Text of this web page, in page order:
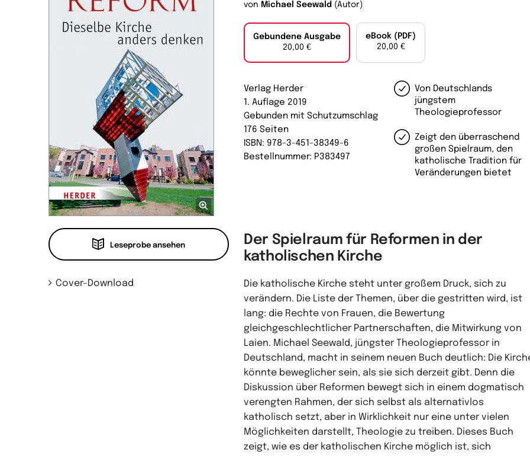
Leseprobe ansehen
Cover-Download
von Michael Seewald (Autor)
Gebundene Ausgabe
20,00 €
eBook (PDF)
20,00 €
Von Deutschlands
jüngstem
Theologieprofessor
Zeigt den überraschend
großen Spielraum, den
katholische Tradition für
Veränderungen bietet
Verlag Herder
1. Auflage 2019
Gebunden mit Schutzumschlag
176 Seiten
ISBN: 978-3-451-38349-6
Bestellnummer: P383497
Der Spielraum für Reformen in der
katholischen Kirche
Die katholische Kirche steht unter großem Druck, sich zu
verändern. Die Liste der Themen, über die gestritten wird, ist
lang: die Rechte von Frauen, die Bewertung
gleichgeschlechtlicher Partnerschaften, die Mitwirkung von
Laien. Michael Seewald, jüngster Theologieprofessor in
Deutschland, macht in seinem neuen Buch deutlich: Die
könnte beweglicher sein, als sie sich derzeit gibt. Denn die
Diskussion über Reformen bewegt sich in einem dogmatisch
verengten Rahmen, der sich selbst als alternativlos
katholisch setzt, aber in Wirklichkeit nur eine unter vielen
Möglichkeiten darstellt, Theologie zu treiben. Dieses Buch
zeigt, wie es der katholischen Kirche möglich ist, sich